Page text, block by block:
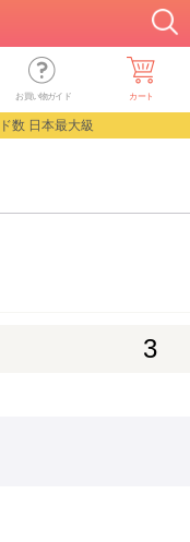
お買い物ガイド カート
数 日本最大級
3